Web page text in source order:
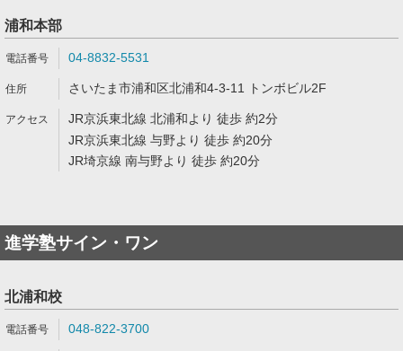
浦和本部
04-8832-5531
さいたま市浦和区北浦和4-3-11 トンボビル2F
JR京浜東北線 北浦和より 徒歩 約2分
JR京浜東北線 与野より 徒歩 約20分
JR埼京線 南与野より 徒歩 約20分
進学塾サイン・ワン
北浦和校
048-822-3700